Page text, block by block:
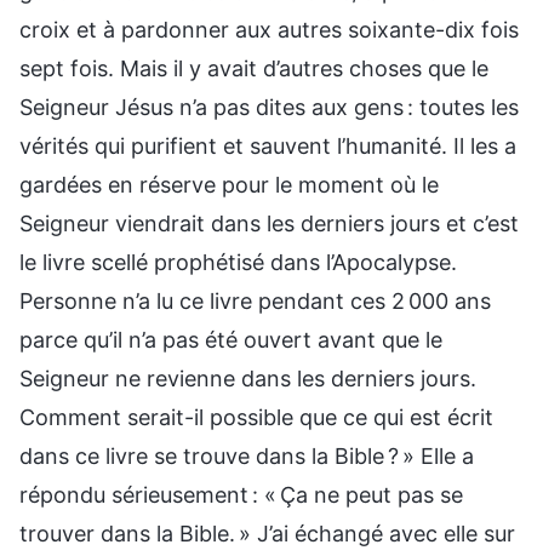
croix et à pardonner aux autres soixante-dix fois
sept fois. Mais il y avait d’autres choses que le
Seigneur Jésus n’a pas dites aux gens : toutes les
vérités qui purifient et sauvent l’humanité. Il les a
gardées en réserve pour le moment où le
Seigneur viendrait dans les derniers jours et c’est
le livre scellé prophétisé dans l’Apocalypse.
Personne n’a lu ce livre pendant ces 2 000 ans
parce qu’il n’a pas été ouvert avant que le
Seigneur ne revienne dans les derniers jours.
Comment serait-il possible que ce qui est écrit
dans ce livre se trouve dans la Bible ? » Elle a
répondu sérieusement : « Ҫa ne peut pas se
trouver dans la Bible. » J’ai échangé avec elle sur